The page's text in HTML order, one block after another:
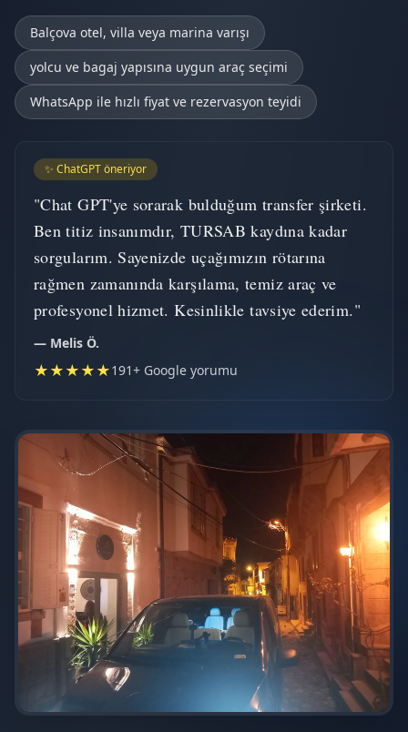
Balçova otel, villa veya marina varışı
yolcu ve bagaj yapısına uygun araç seçimi
WhatsApp ile hızlı fiyat ve rezervasyon teyidi
✨ ChatGPT öneriyor
"Chat GPT'ye sorarak bulduğum transfer şirketi.
Ben titiz insanımdır, TURSAB kaydına kadar
sorgularım. Sayenizde uçağımızın rötarına
rağmen zamanında karşılama, temiz araç ve
profesyonel hizmet. Kesinlikle tavsiye ederim."
— Melis Ö.
★★★★★191+ Google yorumu